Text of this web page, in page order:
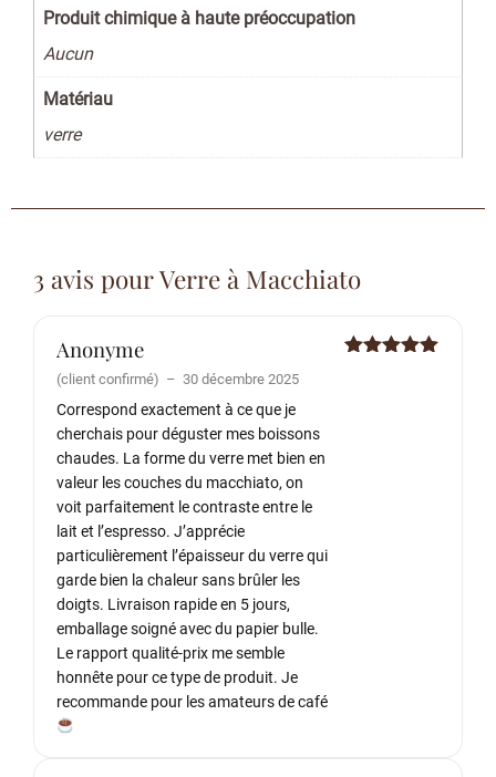
Produit chimique à haute préoccupation
Aucun
Matériau
verre
3 avis pourVerre à Macchiato
Anonyme
(client confirmé) – 30 décembre 2025
Correspond exactement à ce que je
cherchais pour déguster mes boissons
chaudes. La forme du verre met bien en
valeur les couches du macchiato, on
voit parfaitement le contraste entre le
lait et l’espresso. J’apprécie
particulièrement l’épaisseur du verre qui
garde bien la chaleur sans brûler les
doigts. Livraison rapide en 5 jours,
emballage soigné avec du papier bulle.
Le rapport qualité-prix me semble
honnête pour ce type de produit. Je
recommande pour les amateurs de café